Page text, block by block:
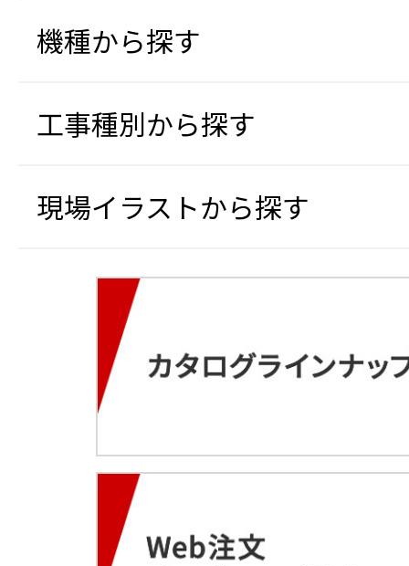
機種から探す
工事種別から探す
現場イラストから探す